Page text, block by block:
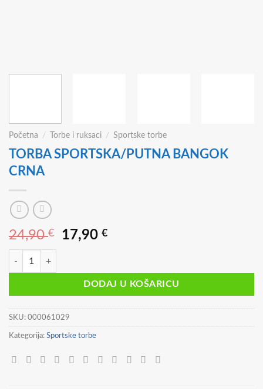
Početna / Torbe i ruksaci / Sportske torbe
TORBA SPORTSKA/PUTNA BANGOK
CRNA
24,90€
Izvorna
je:
24,90 €.
17,90€Trenutna
17,90 €.
TORBA SPORTSKA/PUTNA BANGOK CRNA količina
DODAJ U KOŠARICU
SKU: 000061029
Kategorija: Sportske torbe